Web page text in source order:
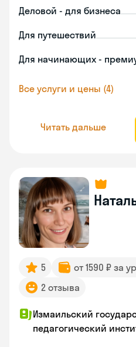
Деловой - для бизнеса
Для путешествий
Для начинающих -
Все услуги и цены (4)
Читать дальше
5 от 1590 ₽ за
2 отзыва
Измаильский
педагогический